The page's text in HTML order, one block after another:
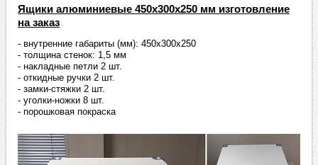
Ящики алюминиевые 450х300х250 мм изготовление
на заказ
- внутренние габариты (мм): 450х300х250
- толщина стенок: 1,5 мм
- накладные петли 2 шт.
- откидные ручки 2 шт.
- замки-стяжки 2 шт.
- уголки-ножки 8 шт.
- порошковая покраска